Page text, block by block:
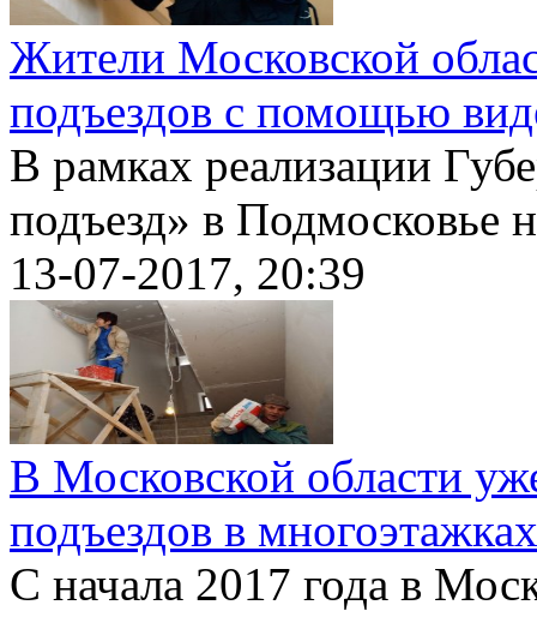
Жители Московской
подъездов с помощью
В рамках реализации
подъезд» в Подмосковье
13-07-2017, 20:39
В Московской области
подъездов в многоэтажках
С начала 2017 года в